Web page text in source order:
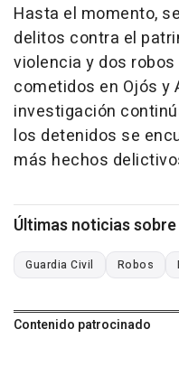
Hasta el momento,
delitos contra el
violencia y dos
cometidos en Ojós y
investigación
los detenidos se
más hechos
Últimas noticias
Guardia Civil Robos
Contenido patrocinado